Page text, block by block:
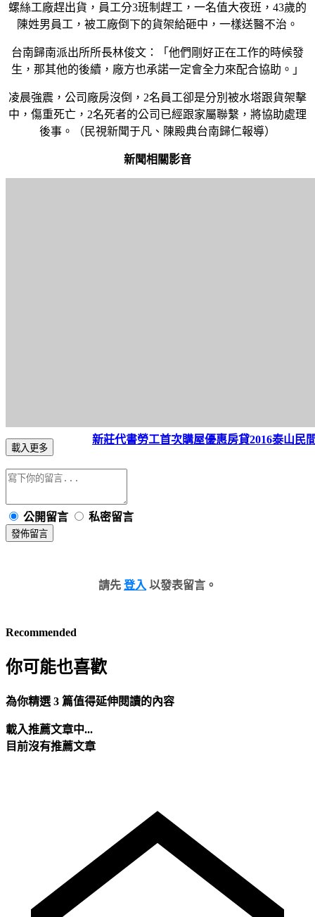
螺絲工廠趕出貨，員工分3班制趕工，一名值大夜班，43歲的
陳姓男員工，被工廠倒下的貨架給砸中，一樣送醫不治。
台南歸南派出所所長林俊文：「他們剛好正在工作的時候發
生，那其他的後續，廠方也承諾一定會全力來配合協助。」
凌晨強震，公司廠房沒倒，2名員工卻是分別被水塔跟貨架擊
中，傷重死亡，2名死者的公司已經跟家屬聯繫，將協助處理
後事。（民視新聞于凡、陳殿典台南歸仁報導）
新聞相關影音
新莊代書勞工首次購屋優惠房貸2016泰山民
載入更多
公開留言 私密留言
發佈留言
請先 登入 以發表留言。
Recommended
你可能也喜歡
為你精選 3 篇值得延伸閱讀的內容
載入推薦文章中...
目前沒有推薦文章